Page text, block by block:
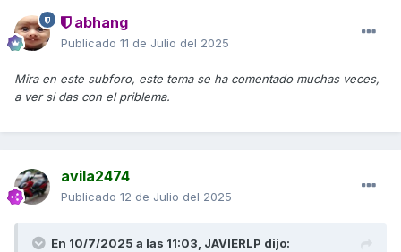
abhang
Publicado 11 de Julio del 2025
Mira en este subforo, este tema se ha comentado muchas veces,
a ver si das con el priblema.
avila2474
Publicado 12 de Julio del 2025
En 10/7/2025 a las 11:03, JAVIERLP dijo: